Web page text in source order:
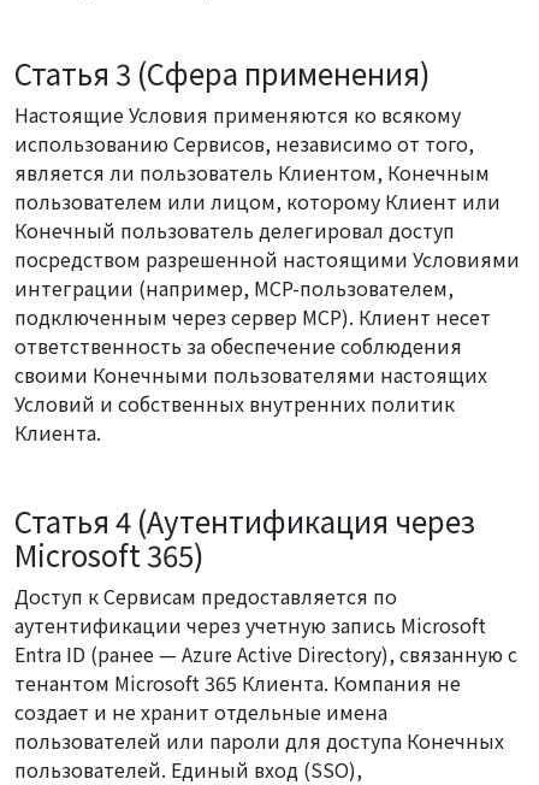
Статья 3 (Сфера применения)
Настоящие Условия применяются ко всякому
использованию Сервисов, независимо от того,
является ли пользователь Клиентом, Конечным
пользователем или лицом, которому Клиент или
Конечный пользователь делегировал доступ
посредством разрешенной настоящими Условиями
интеграции (например, MCP-пользователем,
подключенным через сервер MCP). Клиент несет
ответственность за обеспечение соблюдения
своими Конечными пользователями настоящих
Условий и собственных внутренних политик
Клиента.
Статья 4 (Аутентификация через
Microsoft 365)
Доступ к Сервисам предоставляется по
аутентификации через учетную запись Microsoft
Entra ID (ранее — Azure Active Directory), связанную с
тенантом Microsoft 365 Клиента. Компания не
создает и не хранит отдельные имена
пользователей или пароли для доступа Конечных
пользователей. Единый вход (SSO),